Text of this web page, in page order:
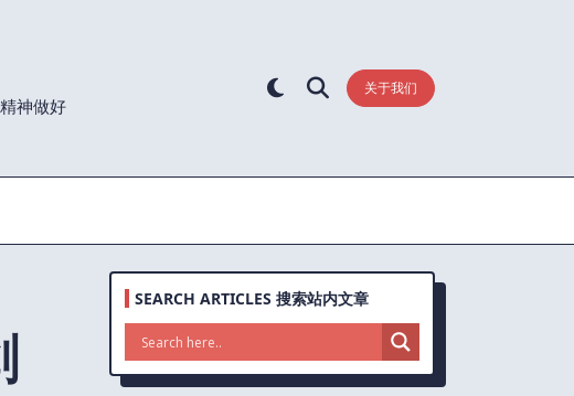
神做好
关于我们
SEARCH ARTICLES 搜索站内文章